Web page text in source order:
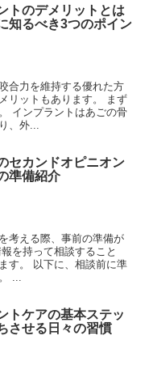
トのデメリットとは
知るべき3つのポイン
合力を維持する優れた方
リットもあります。 まず
インプラントはあごの骨
、外...
セカンドオピニオン
準備紹介
考える際、事前の準備が
を持って相談すること
す。 以下に、相談前に準
...
トケアの基本ステッ
させる日々の習慣